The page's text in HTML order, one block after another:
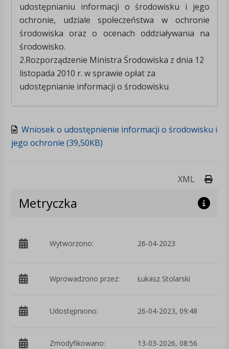
udostępnianiu informacji o środowisku i jego
ochronie, udziale społeczeństwa w ochronie
środowiska oraz o ocenach oddziaływania na
środowisko.
2.Rozporządzenie Ministra Środowiska z dnia 12
listopada 2010 r. w sprawie opłat za
udostępnianie informacji o środowisku
Wniosek o udostępnienie informacji o środowisku i
jego ochronie (39,50KB)
XML
Metryczka
Wytworzono: 26-04-2023
Wprowadzono przez: Łukasz Stolarski
Udostępniono: 26-04-2023, 09:48
Zmodyfikowano: 13-03-2026, 08:56